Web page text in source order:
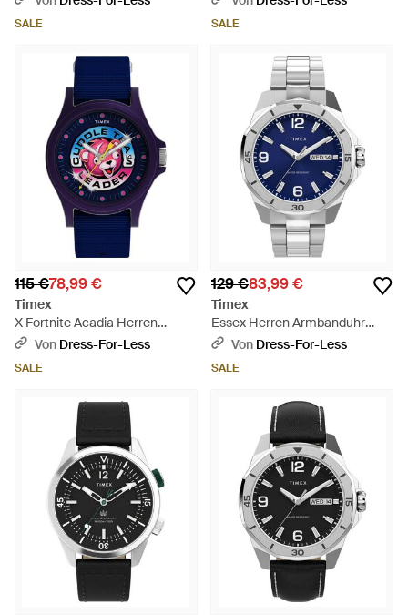
SALE SALE
115 €78,99 €
Timex
X Fortnite Acadia Herren
Armbanduhr Tw2Y46200 - Blau
Von Dress-For-Less
SALE
129 €83,99 €
Timex
Essex Herren Armbanduhr
Tw2W79500 - Mettallic
Von Dress-For-Less
SALE